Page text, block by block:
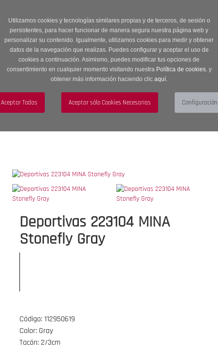
Utilizamos cookies y tecnologías similares propias y de terceros, de sesión o
persistentes, para hacer funcionar de manera segura nuestra página web y
personalizar su contenido. Igualmente, utilizamos cookies para medir y obtener
datos de la navegación que realizas. Puedes configurar y aceptar el uso de
cookies a continuación. Asimismo, puedes modificar tus opciones de
consentimiento en cualquier momento visitando nuestra Política de cookies.y
obtener más información haciendo clic aquí.
descuento en Sección OUTLET con código OUTLET20
navigation
Menú
Deportivas 223104 MINA
Stonefly Gray
Código: 112950619
Color: Gray
Tacón: 2/3cm